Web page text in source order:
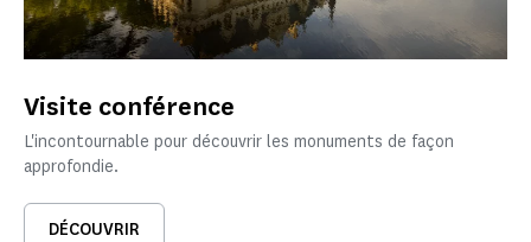
Visite conférence
L'incontournable pour découvrir les monuments de façon
approfondie.
DÉCOUVRIR